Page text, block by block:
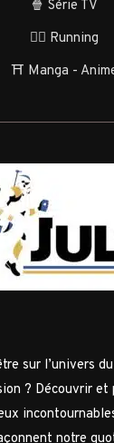
🍿 Série TV
🏃‍♂️ Running
⛩️ Manga -
sur l’univers
? Découvrir et
notre